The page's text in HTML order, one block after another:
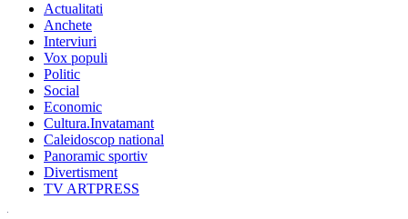
Actualitati
Anchete
Interviuri
Vox populi
Politic
Social
Economic
Cultura.Invatamant
Caleidoscop national
Panoramic sportiv
Divertisment
TV ARTPRESS